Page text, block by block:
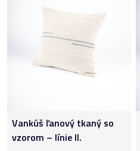
Vankúš ľanový tkaný so
vzorom – línie II.